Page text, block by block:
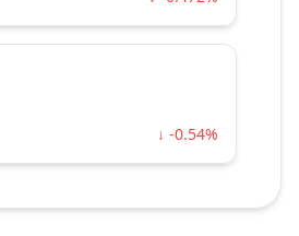
↓ -0.54%